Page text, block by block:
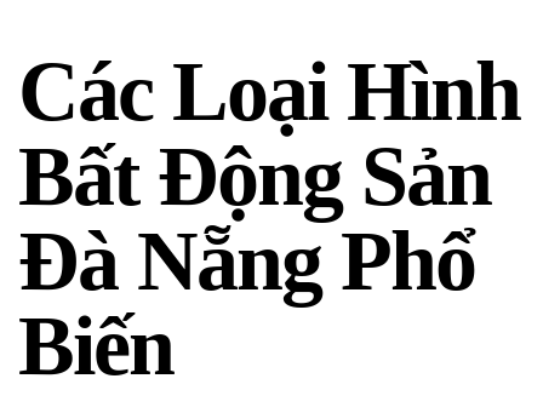
Các Loại Hình
Bất Động Sản
Đà Nẵng Phổ
Biến